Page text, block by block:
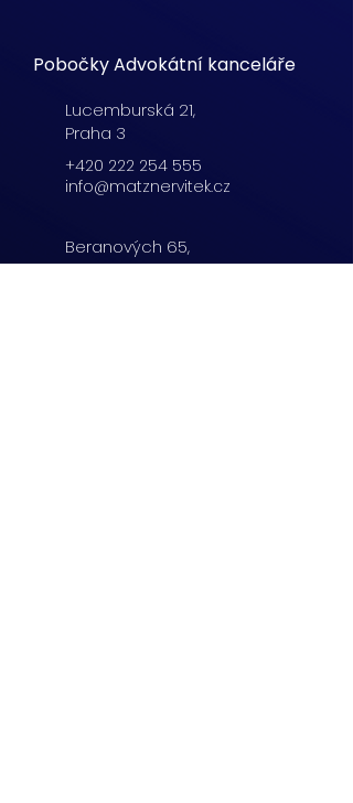
Pobočky Advokátní kanceláře
Lucemburská 21,
Praha 3
+420 222 254 555
info@matznervitek.cz
Beranových 65,
Praha 9